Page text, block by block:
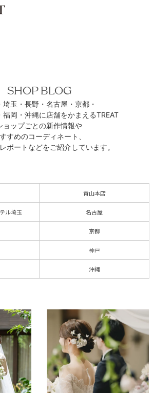
SHOP BLOG
埼玉・長野・名古屋・京都・
福岡・沖縄に 店舗をかまえるTREAT
ョップごとの新作情報や
すめのコーディネート、
ポートなどをご紹介しています。
青山本店
ル埼玉 名古屋
京都
神戸
沖縄